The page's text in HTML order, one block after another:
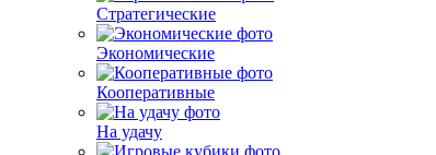
Стратегические
Экономические
Кооперативные
На удачу